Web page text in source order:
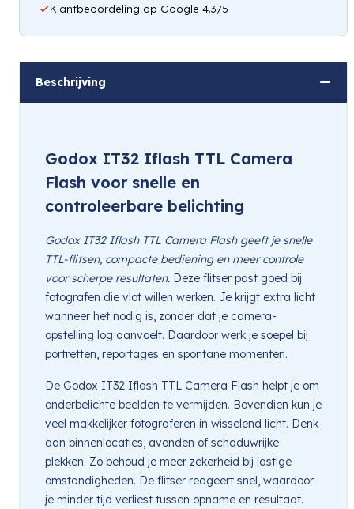
Klantbeoordeling op Google 4.3/5
Beschrijving
Godox IT32 Iflash TTL Camera
Flash voor snelle en
controleerbare belichting
Godox IT32 Iflash TTL Camera Flash geeft je snelle
TTL-flitsen, compacte bediening en meer controle
voor scherpe resultaten. Deze flitser past goed bij
fotografen die vlot willen werken. Je krijgt extra licht
wanneer het nodig is, zonder dat je camera-
opstelling log aanvoelt. Daardoor werk je soepel bij
portretten, reportages en spontane momenten.
De Godox IT32 Iflash TTL Camera Flash helpt je om
onderbelichte beelden te vermijden. Bovendien kun je
veel makkelijker fotograferen in wisselend licht. Denk
aan binnenlocaties, avonden of schaduwrijke
plekken. Zo behoud je meer zekerheid bij lastige
omstandigheden. De flitser reageert snel, waardoor
je minder tijd verliest tussen opname en resultaat.